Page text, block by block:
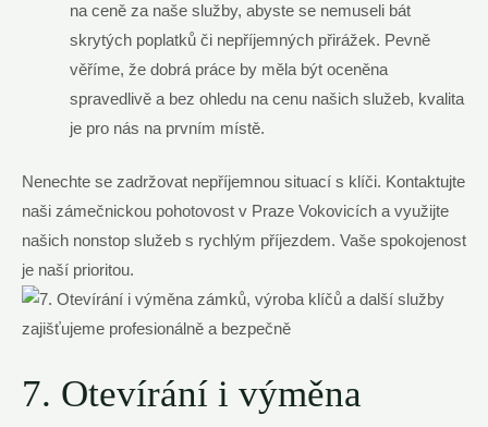
na ceně za naše služby, abyste se nemuseli bát
skrytých poplatků či nepříjemných přirážek. Pevně
věříme, že dobrá​ práce by měla být oceněna ​
spravedlivě a bez ohledu ‌na cenu našich služeb, kvalita
je pro nás na prvním‌ místě.
Nenechte se zadržovat nepříjemnou⁤ situací s klíči. Kontaktujte
naši zámečnickou pohotovost v Praze Vokovicích ⁢a využijte
našich nonstop služeb s rychlým příjezdem. Vaše spokojenost
je⁢ naší prioritou.
7. Otevírání i výměna⁣